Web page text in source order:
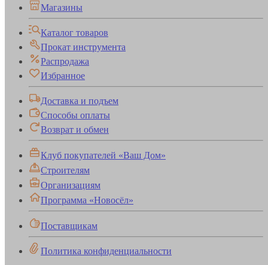
Магазины
Каталог товаров
Прокат инструмента
Распродажа
Избранное
Доставка и подъем
Способы оплаты
Возврат и обмен
Клуб покупателей «Ваш Дом»
Строителям
Организациям
Программа «Новосёл»
Поставщикам
Политика конфиденциальности